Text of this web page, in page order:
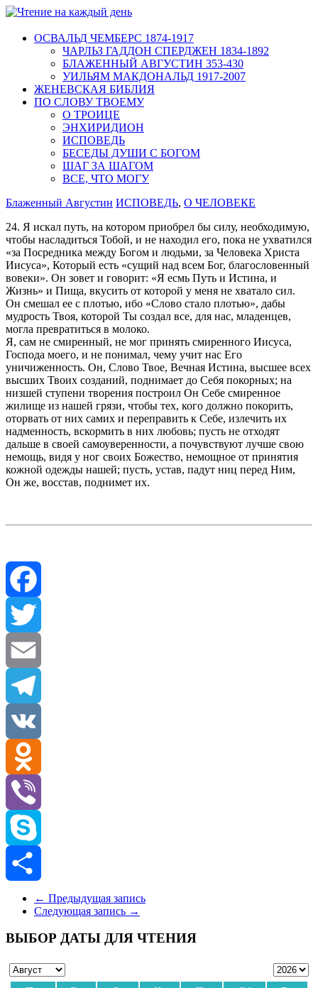
ОСВАЛЬД ЧЕМБЕРС 1874-1917
ЧАРЛЬЗ ГАДДОН СПЕРДЖЕН 1834-1892
БЛАЖЕННЫЙ АВГУСТИН 353-430
УИЛЬЯМ МАКДОНАЛЬД 1917-2007
ЖЕНЕВСКАЯ БИБЛИЯ
ПО СЛОВУ ТВОЕМУ
О ТРОИЦЕ
ЭНХИРИДИОН
ИСПОВЕДЬ
БЕСЕДЫ ДУШИ С БОГОМ
ШАГ ЗА ШАГОМ
ВСЕ, ЧТО МОГУ
Блаженный Августин ИСПОВЕДЬ, О ЧЕЛОВЕКЕ
24. Я искал путь, на котором приобрел бы силу, необходимую,
чтобы насладиться Тобой, и не находил его, пока не ухватился
«за Посредника между Богом и людьми, за Человека Христа
Иисуса», Который есть «сущий над всем Бог, благословенный
вовеки». Он зовет и говорит: «Я есмь Путь и Истина, и
Жизнь» и Пища, вкусить от которой у меня не хватало сил.
Он смешал ее с плотью, ибо «Слово стало плотью», дабы
мудрость Твоя, которой Ты создал все, для нас, младенцев,
могла превратиться в молоко.
Я, сам не смиренный, не мог принять смиренного Иисуса,
Господа моего, и не понимал, чему учит нас Его
уничиженность. Он, Слово Твое, Вечная Истина, высшее всех
высших Твоих созданий, поднимает до Себя покорных; на
низшей ступени творения построил Он Себе смиренное
жилище из нашей грязи, чтобы тех, кого должно покорить,
оторвать от них самих и переправить к Себе, излечить их
надменность, вскормить в них любовь; пусть не отходят
дальше в своей самоуверенности, а почувствуют лучше свою
немощь, видя у ног своих Божество, немощное от принятия
кожной одежды нашей; пусть, устав, падут ниц перед Ним,
Он же, восстав, поднимет их.
Facebook
Twitter
Email
Telegram
VK
Odnoklassniki
Viber
Skype
Отправить
← Предыдущая запись
Следующая запись →
ВЫБОР ДАТЫ ДЛЯ ЧТЕНИЯ